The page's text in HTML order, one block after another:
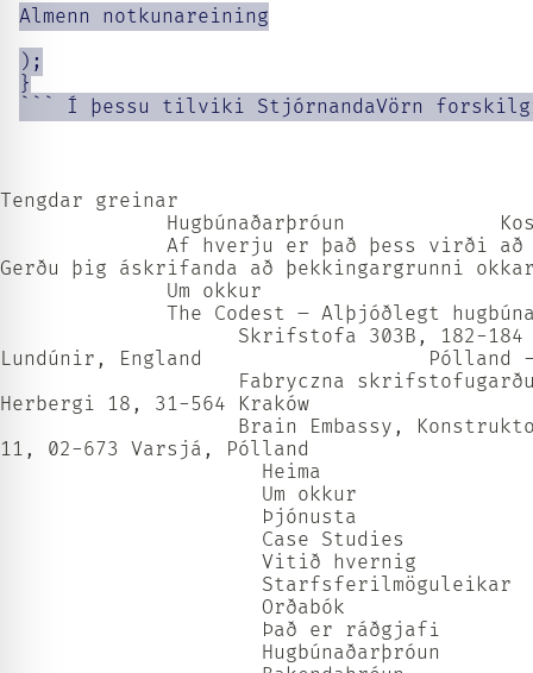
Almenn notkunareining
);
}
``` Í þessu tilviki StjórnandaVörn
Tengdar greinar
Hugbúnaðarþróun
Af hverju er það þess virði
Gerðu þig áskrifanda að þekkingargrunni
              Um okkur
The Codest – Alþjóðlegt
Skrifstofa 303B, 182-
Lundúnir, England                   Pólland -
Fabryczna
Herbergi 18, 31-564
Brain Embassy,
11, 02-673 Varsjá, Pólland
Um
Case
Vitið
Orðabók
Það er